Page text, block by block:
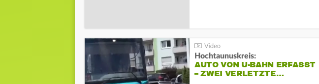
Hochtaunuskreis:
AUTO VON U-BAHN ERFASST
– ZWEI VERLETZTE…